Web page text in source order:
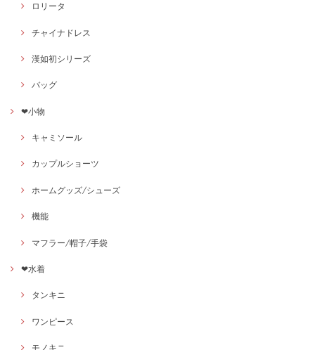
ロリータ
チャイナドレス
漢如初シリーズ
バッグ
❤小物
キャミソール
カップルショーツ
ホームグッズ/シューズ
機能
マフラー/帽子/手袋
❤水着
タンキニ
ワンピース
モノキニ